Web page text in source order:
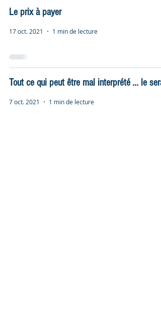
Le prix à payer
17 oct. 2021 1 min de lecture
Tout ce qui peut être mal interprété ... le sera
7 oct. 2021 1 min de lecture